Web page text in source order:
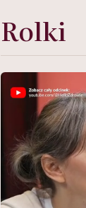
Rolki